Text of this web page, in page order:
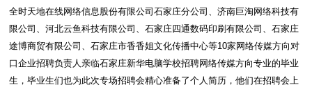
全时天地在线网络信息股份有限公司石家庄分公司、济南巨淘网络科技有
限公司、河北云鱼科技有限公司、石家庄四通数码印刷有限公司、石家庄
途博商贸有限公司、石家庄市香香姐文化传播中心等10家网络传媒方向对
口企业招聘负责人亲临石家庄新华电脑学校招聘网络传媒方向专业的毕业
生，毕业生们也为此次专场招聘会精心准备了个人简历，他们在招聘会上